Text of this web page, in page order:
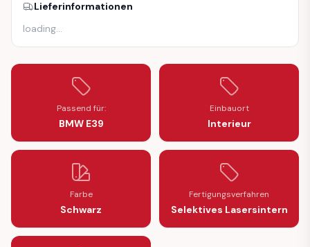
Lieferinformationen
loading…
Passend für:
BMW E39
Einbauort
Interieur
Farbe
Schwarz
Fertigungsverfahren
Selektives Lasersintern